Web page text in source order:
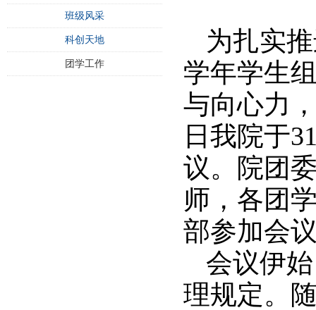
班级风采
科创天地
团学工作
为扎实
学年学生
与向心力
日我院于
议。院团
师，各团
部参加会
会议伊
理规定。